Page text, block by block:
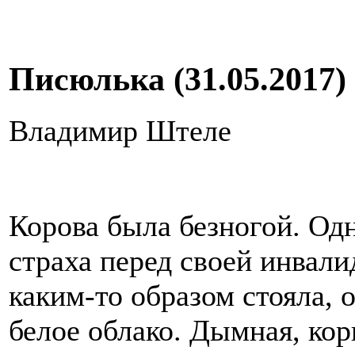
Писюлька (31.05.2017)
Владимир Штеле
Корова была безногой.
страха перед своей
каким-то образом
белое облако. Дымная,